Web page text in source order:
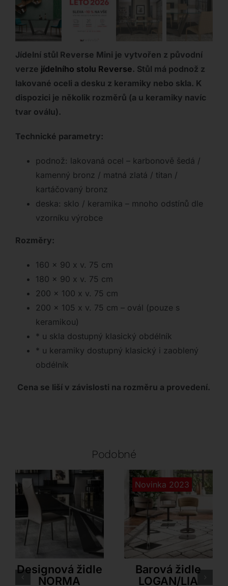
Jídelní stůl Reverse Mini je vytvořen z původní
verze jídelního stolu Reverse. Stůl má podnož z
lakované oceli a desku z keramiky nebo skla. K
dispozici je několik rozměrů (a u keramiky navíc
tvar oválu).
Technické parametry:
podnož: lakovaná ocel – karbonově šedá /
kamenný bronz / matná zlatá / titan /
kartáčovaný bronz
deska: sklo / keramika – mnoho odstínů dle
vzorníku výrobce
Rozměry:
160 x 90 x v. 75 cm
180 x 90 x v. 75 cm
200 x 100 x v. 75 cm
200 x 105 x v. 75 cm – ovál (pouze s
keramikou)
* u skla dostupný klasický obdélník
* u keramiky dostupný klasický i zaoblený
obdélník
Cena se liší v závislosti na rozměru a provedení.
Podobné
Cattelan Italia
Designová židle
NORMA
Novinka 2023
Ozzio
Barová židle
LOGAN/LIA